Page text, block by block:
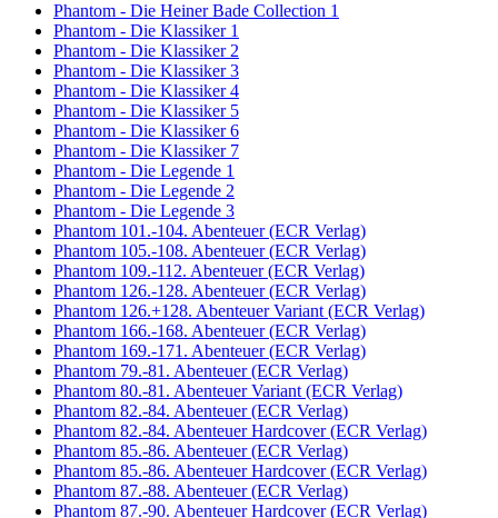
Phantom - Die Heiner Bade Collection 1
Phantom - Die Klassiker 1
Phantom - Die Klassiker 2
Phantom - Die Klassiker 3
Phantom - Die Klassiker 4
Phantom - Die Klassiker 5
Phantom - Die Klassiker 6
Phantom - Die Klassiker 7
Phantom - Die Legende 1
Phantom - Die Legende 2
Phantom - Die Legende 3
Phantom 101.-104. Abenteuer (ECR Verlag)
Phantom 105.-108. Abenteuer (ECR Verlag)
Phantom 109.-112. Abenteuer (ECR Verlag)
Phantom 126.-128. Abenteuer (ECR Verlag)
Phantom 126.+128. Abenteuer Variant (ECR Verlag)
Phantom 166.-168. Abenteuer (ECR Verlag)
Phantom 169.-171. Abenteuer (ECR Verlag)
Phantom 79.-81. Abenteuer (ECR Verlag)
Phantom 80.-81. Abenteuer Variant (ECR Verlag)
Phantom 82.-84. Abenteuer (ECR Verlag)
Phantom 82.-84. Abenteuer Hardcover (ECR Verlag)
Phantom 85.-86. Abenteuer (ECR Verlag)
Phantom 85.-86. Abenteuer Hardcover (ECR Verlag)
Phantom 87.-88. Abenteuer (ECR Verlag)
Phantom 87.-90. Abenteuer Hardcover (ECR Verlag)